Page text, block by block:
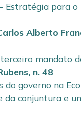
- Estratégia para
Alberto
mandato
, n. 48
do governo na
da conjuntura e